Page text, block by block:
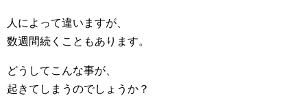
人によって違いますが、
数週間続くこともあります。
どうしてこんな事が、
起きてしまうのでしょうか？